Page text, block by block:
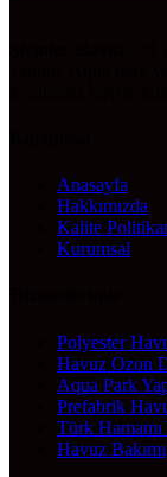
Anasayfa
Hakkımızda
Kalite
Kurumsal
Polyester
Havuz Ozon
Aqua Park
Prefabrik
Türk Hamamı
Havuz Bakımı